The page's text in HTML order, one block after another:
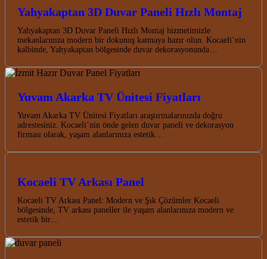
Yahyakaptan 3D Duvar Paneli Hızlı Montaj
Yahyakaptan 3D Duvar Paneli Hızlı Montaj hizmetimizle
mekanlarınıza modern bir dokunuş katmaya hazır olun. Kocaeli’nin
kalbinde, Yahyakaptan bölgesinde duvar dekorasyonunda…
Yuvam Akarka TV Ünitesi Fiyatları
Yuvam Akarka TV Ünitesi Fiyatları araştırmalarınızda doğru
adrestesiniz. Kocaeli’nin önde gelen duvar paneli ve dekorasyon
firması olarak, yaşam alanlarınıza estetik…
Kocaeli TV Arkası Panel
Kocaeli TV Arkası Panel: Modern ve Şık Çözümler Kocaeli
bölgesinde, TV arkası paneller ile yaşam alanlarınıza modern ve
estetik bir…